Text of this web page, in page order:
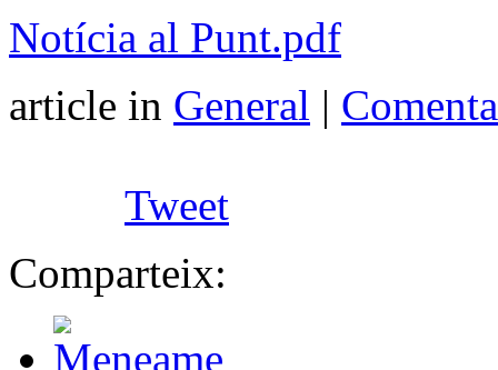
Notícia al Punt.pdf
article in General |
Tweet
Comparteix: